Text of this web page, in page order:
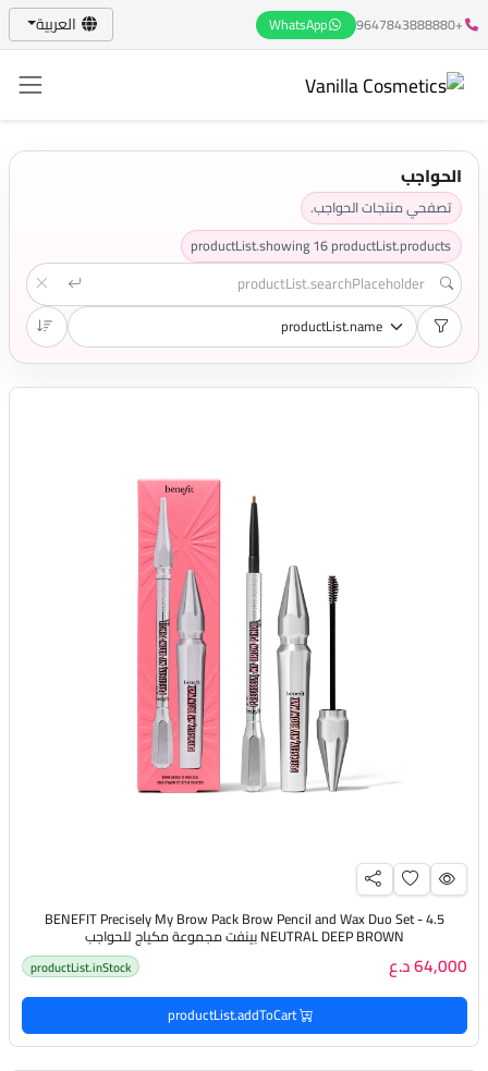
+9647843888880
WhatsApp العربية
الحواجب
تصفحي منتجات الحواجب.
productList.showing16productList.products
BENEFIT Precisely My Brow Pack Brow Pencil and Wax Duo Set - 4.5
NEUTRAL DEEP BROWN بينفت مجموعة مكياج للحواجب
64,000 د.ع productList.inStock
productList.addToCart